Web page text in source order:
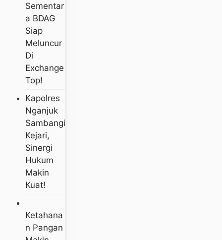
Sementar
A BDAG
Siap
Meluncur
Di
Exchange
Top!
Kapolres
Nganjuk
Sambangi
Kejari,
Sinergi
Hukum
Makin
Kuat!
Ketahana
N Pangan